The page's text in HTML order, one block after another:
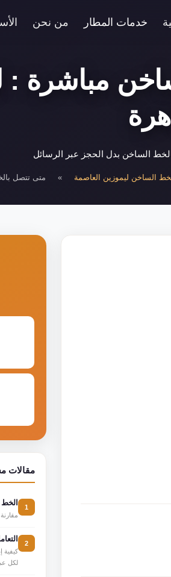
خدمات المطار من نحن
مباشرة :
الساخن بدل الحجز عبر الرسائل
الساخن ليموزين العاصمة » متى تتصل
مقالات
1
2
كيفية
لكل